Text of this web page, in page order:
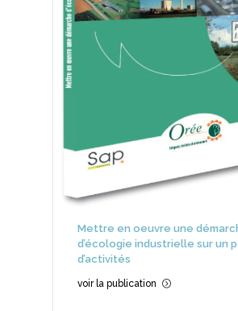
Mettre en oeuvre une
d’écologie industrielle sur un
d’activités
voir la publication =